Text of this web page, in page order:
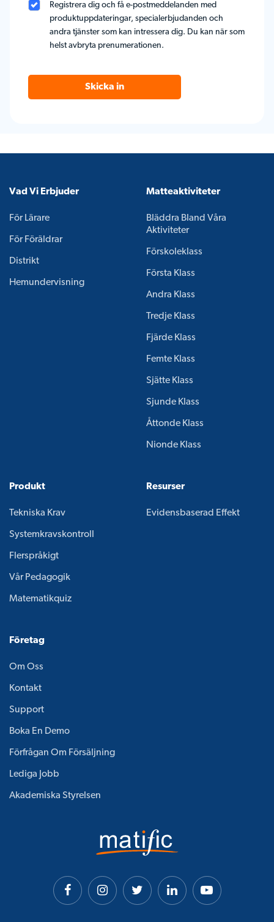
Registrera dig och få e-postmeddelanden med
produktuppdateringar, specialerbjudanden och
andra tjänster som kan intressera dig. Du kan när som
helst avbryta prenumerationen.
Skicka in
Vad Vi Erbjuder
För Lärare
För Föräldrar
Distrikt
Hemundervisning
Matteaktiviteter
Bläddra Bland Våra
Aktiviteter
Förskoleklass
Första Klass
Andra Klass
Tredje Klass
Fjärde Klass
Femte Klass
Sjätte Klass
Sjunde Klass
Åttonde Klass
Nionde Klass
Produkt
Tekniska Krav
Systemkravskontroll
Flerspråkigt
Vår Pedagogik
Matematikquiz
Resurser
Evidensbaserad Effekt
Företag
Om Oss
Kontakt
Support
Boka En Demo
Förfrågan Om Försäljning
Lediga Jobb
Akademiska Styrelsen